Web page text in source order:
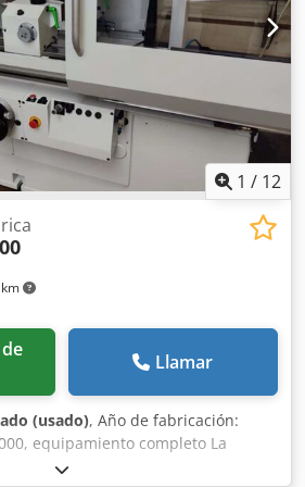
0,28 (2,8) Ps máx. A MPa (bar)
en el sentido de no usado! Tipo: SCL
del suministro: (Véase la imagen)
1 / 12
Llamar
(usado), Año de fabricación:
equipamiento completo La
ha sido completamente